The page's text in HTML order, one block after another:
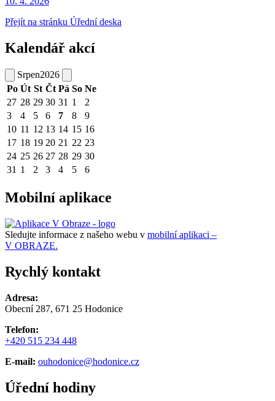
Přejít na stránku Úřední deska
Kalendář akcí
Srpen2026
Po Út St Čt Pá So Ne
27 28 29 30 31 1
2
3
4 5 6 7 8
9
10 11 12 13 14 15 16
17 18 19 20 21 22 23
24 25 26 27 28 29 30
31 1 2 3 4 5 6
Mobilní aplikace
Sledujte informace z našeho webu v mobilní aplikaci –
V OBRAZE.
Rychlý kontakt
Adresa:
Obecní 287, 671 25 Hodonice
Telefon:
+420 515 234 448
E-mail: ouhodonice@hodonice.cz
Úřední hodiny